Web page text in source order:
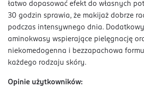
łatwo dopasować efekt do własnych
30 godzin sprawia, że makijaż dobrze
podczas intensywnego dnia.
aminokwasy wspierające pielęgnację
niekomedogenna i bezzapachowa
każdego rodzaju skóry.
Opinie użytkowników: